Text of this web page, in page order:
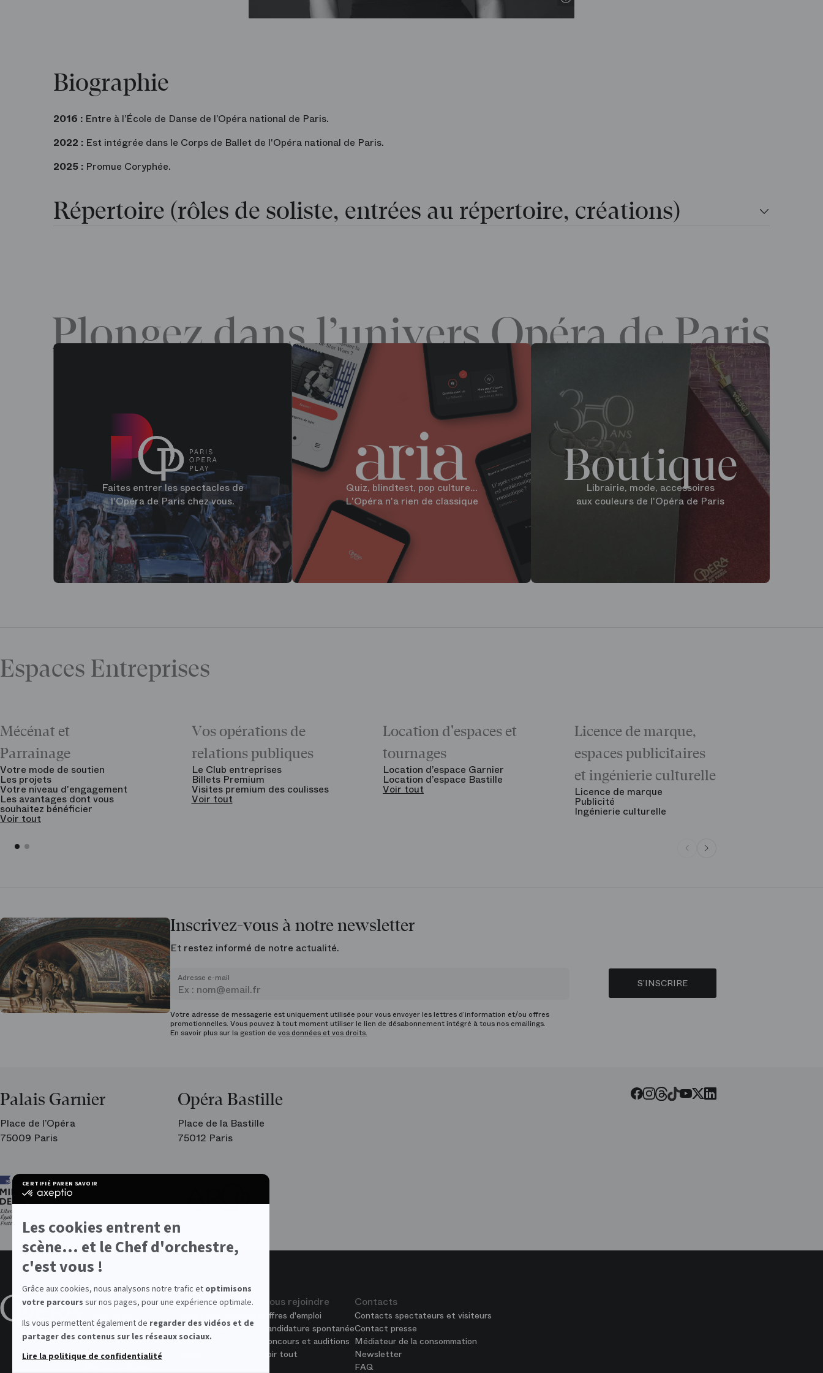
CERTIFIÉ PAR EN SAVOIR PLUS SUR
certifié
En
plus
Axeptio
Les cookies entrent en
scène... et le Chef d'orchestre,
c'est vous !
Grâce aux cookies, nous analysons notre trafic et optimisons
votre parcours sur nos pages, pour une expérience optimale.
Ils vous permettent également de regarder des vidéos et de
partager des contenus sur les réseaux sociaux.
Lire la politique de confidentialité
Biographie
2016 : Entre à l’École de Danse de l’Opéra national de Paris.
2022 : Est intégrée dans le Corps de Ballet de l'Opéra national de Paris.
2025 : Promue Coryphée.
Répertoire (rôles de soliste, entrées au répertoire, créations)
Plongez dans l’univers Opéra de Paris
Faites entrer les spectacles de
l'Opéra de Paris chez vous.
Quiz, blindtest, pop culture...
L'Opéra n'a rien de classique
Boutique
Librairie, mode, accessoires
aux couleurs de l'Opéra de Paris
Espaces Entreprises
Mécénat et
Parrainage
Votre mode de soutien
Les projets
Votre niveau d'engagement
Les avantages dont vous
souhaitez bénéficier
Voir tout
Vos opérations de
relations publiques
Le Club entreprises
Billets Premium
Visites premium des coulisses
Voir tout
Location d'espaces et
tournages
Location d’espace Garnier
Location d’espace Bastille
Voir tout
Licence de marque,
espaces publicitaires
et ingénierie culturelle
Licence de marque
Publicité
Ingénierie culturelle
Inscrivez-vous à notre newsletter
Et restez informé de notre actualité.
Adresse e-mail
Votre adresse de messagerie est uniquement utilisée pour vous envoyer les lettres d’information et/ou offres
promotionnelles. Vous pouvez à tout moment utiliser le lien de désabonnement intégré à tous nos emailings.
En savoir plus sur la gestion de vos données et vos droits.
S’INSCRIRE
Palais Garnier
Place de l’Opéra
75009 Paris
Opéra Bastille
Place de la Bastille
75012 Paris
Arop
de
Facebook
Instagram
Threads
Tiktok
Youtube
Twitter
LinkedIn
À propos de l'Opéra
Rapports annuels
Marchés publics
Memopera
Valeurs
Accessibilité
CGV
Nous rejoindre
Offres d'emploi
Candidature spontanée
Concours et auditions
Voir tout
Contacts
Contacts spectateurs et visiteurs
Contact presse
Médiateur de la consommation
Newsletter
FAQ